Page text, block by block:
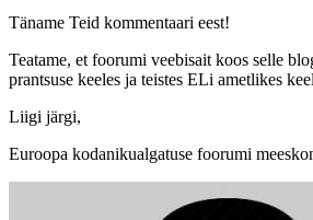
Täname Teid kommentaari eest!
Teatame, et foorumi veebisait koos selle
prantsuse keeles ja teistes ELi ametlikes
Liigi järgi,
Euroopa kodanikualgatuse foorumi